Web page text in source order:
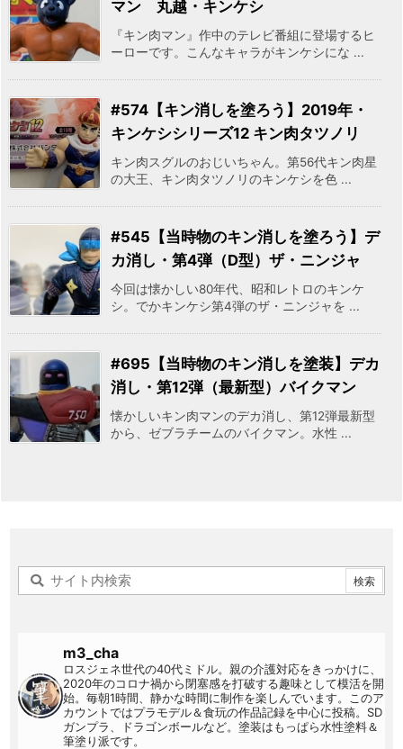
マン 丸越・キンケシ
『キン肉マン』作中のテレビ番組に登場するヒ
ーローです。こんなキャラがキンケシにな ...
#574【キン消しを塗ろう】2019年・
キンケシシリーズ12 キン肉タツノリ
キン肉スグルのおじいちゃん。第56代キン肉星
の大王、キン肉タツノリのキンケシを色 ...
#545【当時物のキン消しを塗ろう】デ
カ消し・第4弾（D型）ザ・ニンジャ
今回は懐かしい80年代、昭和レトロのキンケ
シ。でかキンケシ第4弾のザ・ニンジャを ...
#695【当時物のキン消しを塗装】デカ
消し・第12弾（最新型）バイクマン
懐かしいキン肉マンのデカ消し、第12弾最新型
から、ゼブラチームのバイクマン。水性 ...
m3_cha
ロスジェネ世代の40代ミドル。親の介護対応をきっかけに、
2020年のコロナ禍から閉塞感を打破する趣味として模活を開
始。毎朝1時間、静かな時間に制作を楽しんでいます。このア
カウントではプラモデル＆食玩の作品記録を中心に投稿。SD
ガンプラ、ドラゴンボールなど。塗装はもっぱら水性塗料＆
筆塗り派です。